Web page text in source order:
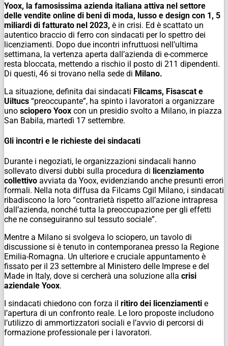
Yoox, la famosissima azienda italiana attiva nel settore
delle vendite online di beni di moda, lusso e design con 1, 5
miliardi di fatturato nel 2023, è in crisi. Ed è scattato un
autentico braccio di ferro con sindacati per lo spettro dei
licenziamenti. Dopo due incontri infruttuosi nell’ultima
settimana, la vertenza aperta dall’azienda di e-commerce
resta bloccata, mettendo a rischio il posto di 211 dipendenti.
Di questi, 46 si trovano nella sede di Milano.
La situazione, definita dai sindacati Filcams, Fisascat e
Uiltucs “preoccupante”, ha spinto i lavoratori a organizzare
uno sciopero Yoox con un presidio svolto a Milano, in piazza
San Babila, martedì 17 settembre.
Gli incontri e le richieste dei sindacati
Durante i negoziati, le organizzazioni sindacali hanno
sollevato diversi dubbi sulla procedura di licenziamento
collettivo avviata da Yoox, evidenziando anche presunti errori
formali. Nella nota diffusa da Filcams Cgil Milano, i sindacati
ribadiscono la loro “contrarietà rispetto all’azione intrapresa
dall’azienda, nonché tutta la preoccupazione per gli effetti
che ne conseguiranno sul tessuto sociale”.
Mentre a Milano si svolgeva lo sciopero, un tavolo di
discussione si è tenuto in contemporanea presso la Regione
Emilia-Romagna. Un ulteriore e cruciale appuntamento è
fissato per il 23 settembre al Ministero delle Imprese e del
Made in Italy, dove si cercherà una soluzione alla crisi
aziendale Yoox.
I sindacati chiedono con forza il ritiro dei licenziamenti e
l’apertura di un confronto reale. Le loro proposte includono
l’utilizzo di ammortizzatori sociali e l’avvio di percorsi di
formazione professionale per i lavoratori.